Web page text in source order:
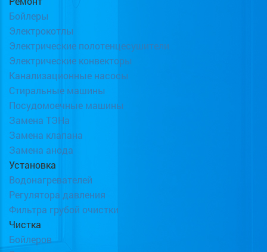
Бойлеры
Электрокотлы
Электрические полотенцесушители
Электрические конвекторы
Канализационные насосы
Стиральные машины
Посудомоечные машины
Замена ТЭНа
Замена клапана
Замена анода
Установка
Водонагревателей
Регулятора давления
Фильтра грубой очистки
Чистка
Бойлеров